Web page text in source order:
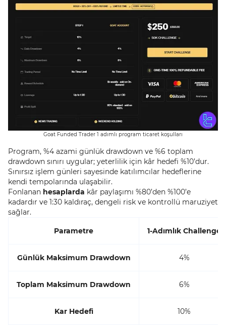
Goat Funded Trader 1 adımlı program ticaret koşulları
Program, %4 azami günlük drawdown ve %6 toplam
drawdown sınırı uygular; yeterlilik için kâr hedefi %10’dur.
Sınırsız işlem günleri sayesinde katılımcılar hedeflerine
kendi tempolarında ulaşabilir.
Fonlanan hesaplarda kâr paylaşımı %80’den %100’e
kadardır ve 1:30 kaldıraç, dengeli risk ve kontrollü maruziyet
sağlar.
Parametre 1-Adımlık Challenge
Günlük Maksimum Drawdown 4%
Toplam Maksimum Drawdown 6%
Kar Hedefi 10%